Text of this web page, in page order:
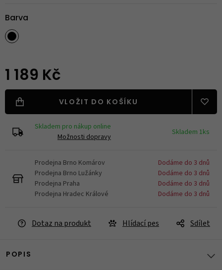
Barva
1 189 Kč
VLOŽIT DO KOŠÍKU
Skladem pro nákup online
Možnosti dopravy
Skladem 1ks
Prodejna Brno Komárov
Dodáme do 3 dnů
Prodejna Brno Lužánky
Dodáme do 3 dnů
Prodejna Praha
Dodáme do 3 dnů
Prodejna Hradec Králové
Dodáme do 3 dnů
Dotaz na produkt Hlídací pes Sdílet
POPIS